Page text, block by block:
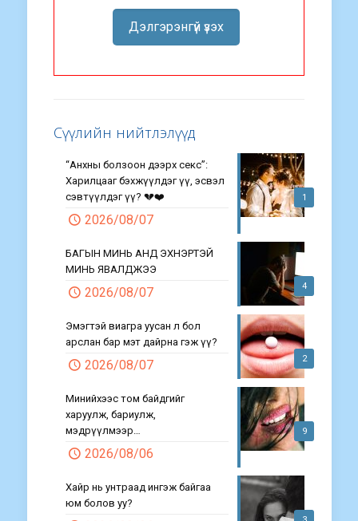
Дэлгэрэнгүй үзэх
Сүүлийн нийтлэлүүд
1
“Анхны болзоон дээрх секс”:
Харилцааг бэхжүүлдэг үү, эсвэл
сэвтүүлдэг үү? 💔❤️
2026/08/07
4
БАГЫН МИНЬ АНД ЭХНЭРТЭЙ
МИНЬ ЯВАЛДЖЭЭ
2026/08/07
2
Эмэгтэй виагра уусан л бол
арслан бар мэт дайрна гэж үү?
2026/08/07
9
Минийхээс том байдгийг
харуулж, бариулж,
мэдрүүлмээр…
2026/08/06
Хайр нь унтраад ингэж байгаа
юм болов уу?